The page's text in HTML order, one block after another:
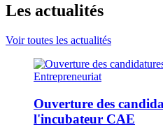
Les actualités
Voir toutes les actualités
Entrepreneuriat
Ouverture des
l'incubateur CAE